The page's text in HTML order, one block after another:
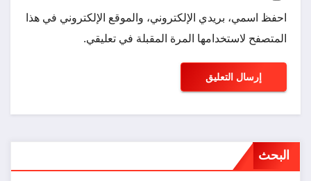
احفظ اسمي، بريدي الإلكتروني، والموقع الإلكتروني في هذا
المتصفح لاستخدامها المرة المقبلة في تعليقي.
البحث